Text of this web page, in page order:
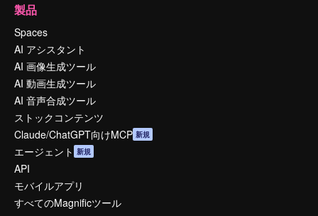
製品
Spaces
AI アシスタント
AI 画像生成ツール
AI 動画生成ツール
AI 音声合成ツール
ストックコンテンツ
Claude/ChatGPT向けMCP 新規
エージェント 新規
API
モバイルアプリ
すべてのMagnificツール